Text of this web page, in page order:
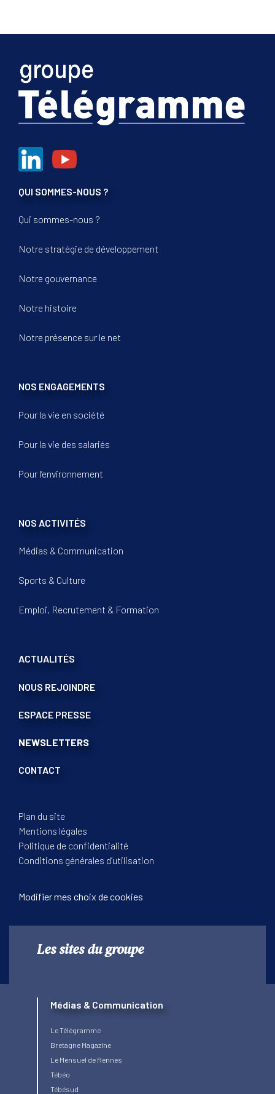
QUI SOMMES-NOUS ?
Qui sommes-nous ?
Notre stratégie de développement
Notre gouvernance
Notre histoire
Notre présence sur le net
NOS ENGAGEMENTS
Pour la vie en société
Pour la vie des salariés
Pour l’environnement
NOS ACTIVITÉS
Médias & Communication
Sports & Culture
Emploi, Recrutement & Formation
ACTUALITÉS
NOUS REJOINDRE
ESPACE PRESSE
NEWSLETTERS
CONTACT
Plan du site
Mentions légales
Politique de confidentialité
Conditions générales d’utilisation
Modifier mes choix de cookies
Les sites du groupe
Médias & Communication
Le Télégramme
Bretagne Magazine
Le Mensuel de Rennes
Tébéo
Tébésud